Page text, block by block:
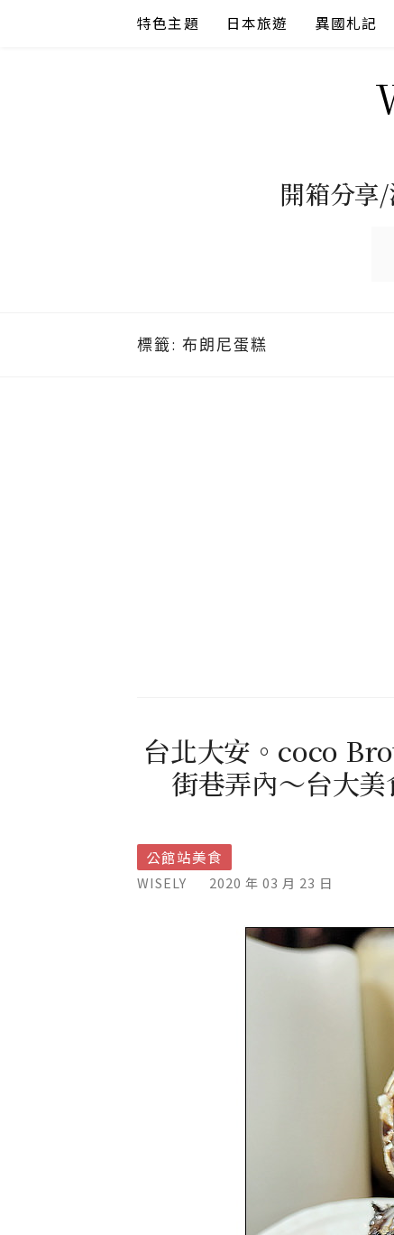
特色主題 日本旅遊 異國札記
開箱分享
標籤: 布朗尼蛋糕
台北大安。coco
街巷弄內～台大
公館站美食
WISELY 2020 年 03 月 23 日